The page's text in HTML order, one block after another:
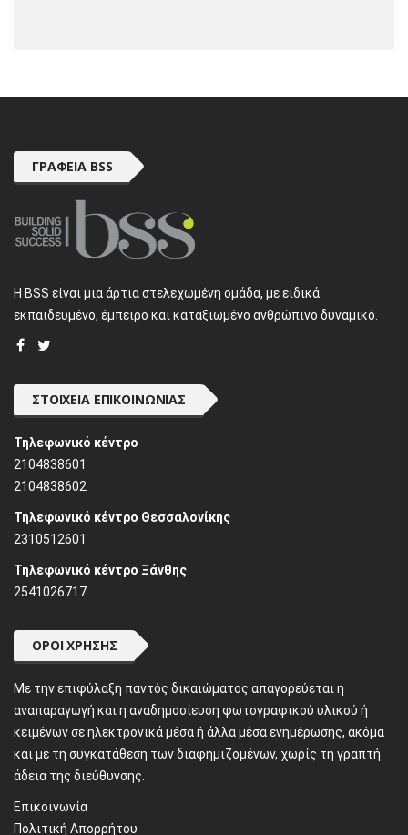
ΓΡΑΦΕΊΑ BSS
H BSS είναι μια άρτια στελεχωμένη ομάδα, με ειδικά
εκπαιδευμένο, έμπειρο και καταξιωμένο ανθρώπινο δυναμικό.
ΣΤΟΙΧΕΊΑ ΕΠΙΚΟΙΝΩΝΊΑΣ
Τηλεφωνικό κέντρο
2104838601
2104838602
Τηλεφωνικό κέντρο Θεσσαλονίκης
2310512601
Τηλεφωνικό κέντρο Ξάνθης
2541026717
ΌΡΟΙ ΧΡΉΣΗΣ
Mε την επιφύλαξη παντός δικαιώματος απαγορεύεται η
αναπαραγωγή και η αναδημοσίευση φωτογραφικού υλικού ή
κειμένων σε ηλεκτρονικά μέσα ή άλλα μέσα ενημέρωσης, ακόμα
και με τη συγκατάθεση των διαφημιζομένων, χωρίς τη γραπτή
άδεια της διεύθυνσης.
Επικοινωνία
Πολιτική Απορρήτου